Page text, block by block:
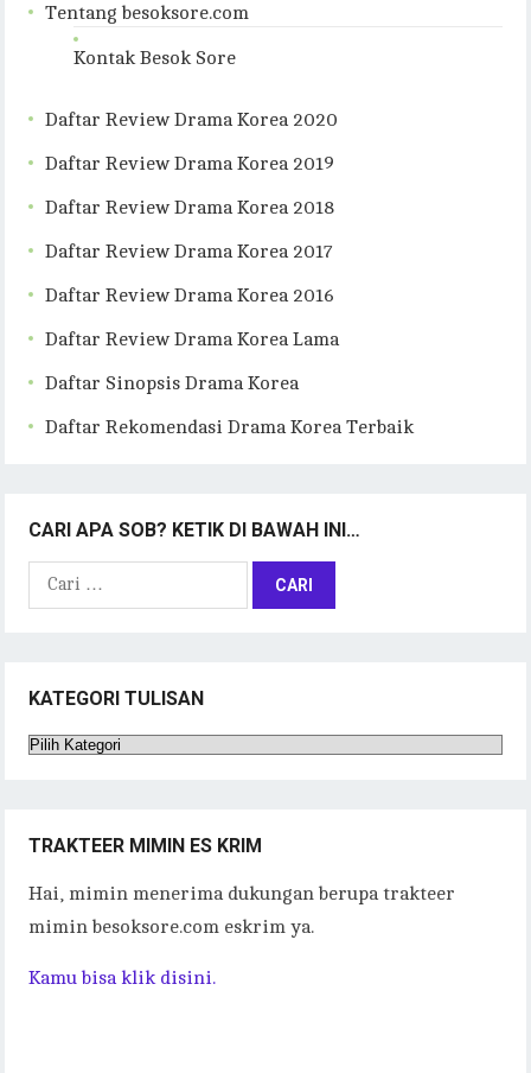
Tentang besoksore.com
Kontak Besok Sore
Daftar Review Drama Korea 2020
Daftar Review Drama Korea 2019
Daftar Review Drama Korea 2018
Daftar Review Drama Korea 2017
Daftar Review Drama Korea 2016
Daftar Review Drama Korea Lama
Daftar Sinopsis Drama Korea
Daftar Rekomendasi Drama Korea Terbaik
CARI APA SOB? KETIK DI BAWAH INI…
Cari
KATEGORI TULISAN
Kategori
TRAKTEER MIMIN ES KRIM
Hai, mimin menerima dukungan berupa trakteer
mimin besoksore.com eskrim ya.
Kamu bisa klik disini.